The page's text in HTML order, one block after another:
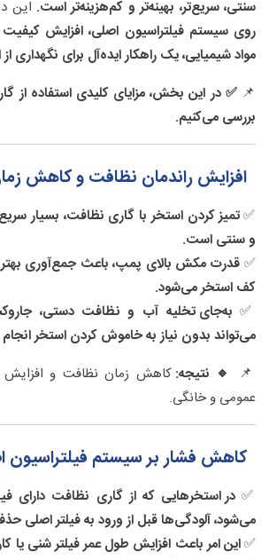
سنتی، سریع‌تر، بهینه‌تر و کم‌هزینه‌تر است. این
روی سیستم فیلتراسیون اصلی، افزایش
مواد شیمیایی، یک راهکار ایده‌آل برای نگهداری
📌✅ در این بخش، مزایای کلیدی استفاده از
بررسی می‌کنیم.
افزایش راندمان نظافت و کاهش
✅تمیز کردن استخر با گاری نظافت، بسیار
و سنتی است.
✅ قدرت مکش بالای پمپ، باعث جمع‌آوری
کف استخر می‌شود.
✅ به‌جای تخلیه آب و نظافت دستی،
می‌تواند بدون نیاز به خاموش کردن استخر
📌
🔹 نتیجه: کاهش زمان نظافت و افزایش
عمومی و خانگی.
کاهش فشار بر سیستم فیلتراسیون
✅در استخرهایی که از گاری نظافت دارای
می‌شود، آلودگی‌ها قبل از ورود به فیلتر اصلی
✅این امر باعث افزایش طول عمر فیلتر شنی یا